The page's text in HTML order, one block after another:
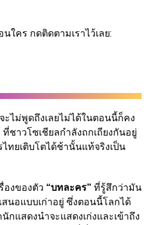
คร กดติดตามเราไว้เลย:
ะไม่พูดถึงเลยไม่ได้ในตอนนี้ก็คง
ที่ชาวโซเชียลกำลังถกเถียงกันอยู่
ทยเติบโตได้ช้านั้นแท้จริงเป็น
องของตัว “บทละคร” ที่รู้สึกว่ามัน
นอแบบเก่าอยู่ ซึ่งตอนนี้โลกได้
กแสดงนำจะแสดงเก่งและเข้าถึง